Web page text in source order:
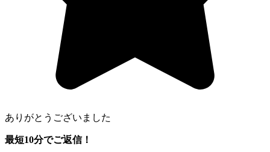
ありがとうございました
最短10分でご返信！